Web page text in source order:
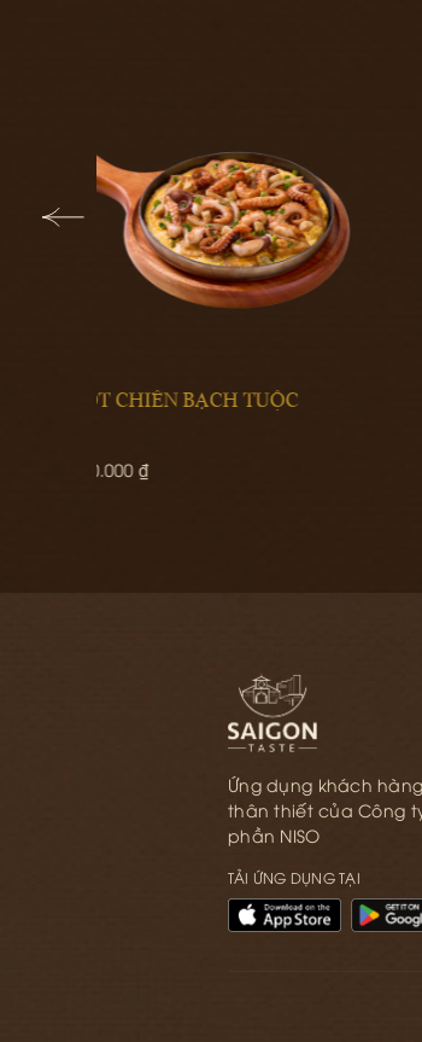
CROQUE MONSIEUR
290.000 ₫
Ứng dụng khách hàng
thân thiết của Công
phần NISO
TẢI ỨNG DỤNG TẠI